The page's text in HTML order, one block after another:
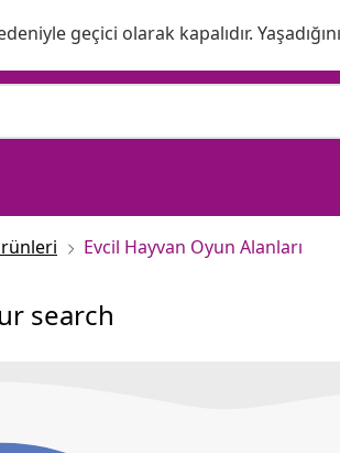
geçici olarak kapalıdır.
Evcil Hayvan Oyun Alanları
search